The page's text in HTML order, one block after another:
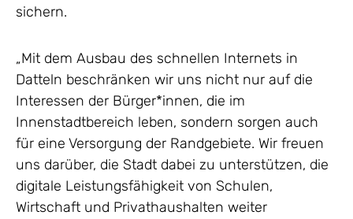
sichern.
„Mit dem Ausbau des schnellen Internets in
Datteln beschränken wir uns nicht nur auf die
Interessen der Bürger*innen, die im
Innenstadtbereich leben, sondern sorgen auch
für eine Versorgung der Randgebiete. Wir freuen
uns darüber, die Stadt dabei zu unterstützen, die
digitale Leistungsfähigkeit von Schulen,
Wirtschaft und Privathaushalten weiter